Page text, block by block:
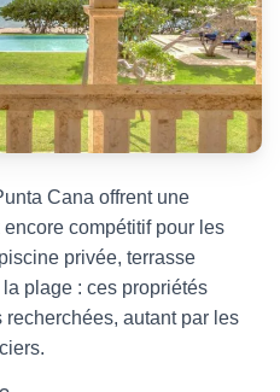
Cana offrent une
compétitif pour les
privée, terrasse
plage : ces propriétés
recherchées, autant par les